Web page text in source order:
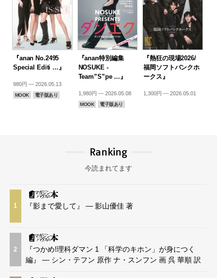
『anan No.2495
Special Editi …』
980円 — 2026.05.13
MOOK 電子版あり
『anan特別編集
NOSUKE -
Team”S”pe …』
1,980円 — 2026.05.08
MOOK 電子版あり
『熱狂の現場2026/
福岡ソフトバンクホ
ークス』
1,300円 — 2026.05.01
Ranking
今読まれてます
1 『影まで愛して』 — 影山優佳 著
2
『つかめ!理科ダマン 1 「科学のキホン」が身につく
編』 — シン・テフン 原作 ナ・スンフン 画 呉 華順 訳